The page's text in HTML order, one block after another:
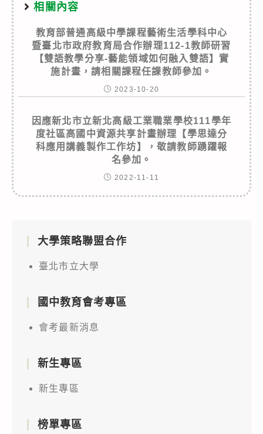
相關內容
教育部普通高級中學課程藝術生活學科中心
暨臺北市政府教育局合作辦理112-1教師研習
【雙語教學分享-藝能領域如何融入雙語】實
施計畫，請相關課程任課教師參加。
2023-10-20
因應新北市立新北高級工業職業學校111學年
度社區高國中資源共享計畫辦理【學思達分
科應用講義製作工作坊】，敬請教師踴躍報
名參加。
2022-11-11
大學策略聯盟合作
臺北市立大學
國中教育會考專區
會考最新消息
新生專區
新生專區
榜單專區